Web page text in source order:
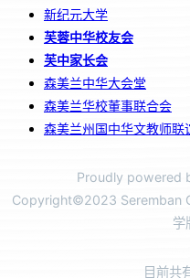
新纪元大学
芙蓉中华校友会
芙中家长会
森美兰中华大会堂
森美兰华校董事联合会
森美兰州国中华文教师联
Proudly powered
Copyright©2023 Seremban
学
目前共